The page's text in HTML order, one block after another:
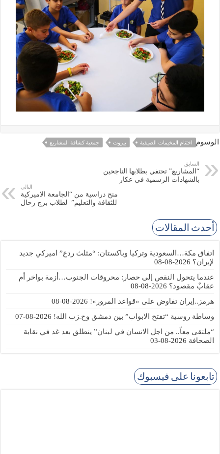
الوسوم اختتام المخيمات الصيفية بيروت جمعية كشافة المشاريع
السابق
“المشاريع” تحتفي بطلابها الناجحين
بالشهادات الرسمية في عكار
التالي
منح دراسية من “الجامعة الاميركية
للثقافة والتعليم” لطلاب برج رحال
أحدث المقالات
اتفاق مكة…السعودية وتركيا وباكستان: “مثلث ردع” اميركي جديد
لإيران؟ 2026-08-08
عندما يتحول النقص إلى حصار: محروقات الجنوب…أزمة بواخر أم
عقابٌ مقصود؟ 2026-08-08
هرمز..إيران تفاوض على «قواعد المرور»! 2026-08-08
وساطة روسية “تفتح الابواب” بين دمشق وح.زب الله! 2026-08-07
“ملتقى معاً.. من اجل الانسان في لبنان” ينطلق بعد غد في نقابة
الصحافة 2026-08-03
تابعونا على فيسبوك